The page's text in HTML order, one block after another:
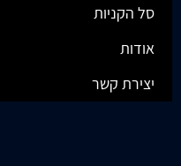
סל הקניות
אודות
יצירת קשר